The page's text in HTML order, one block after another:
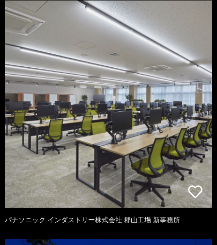
パナソニック インダストリー株式会社 郡山工場 新事務所